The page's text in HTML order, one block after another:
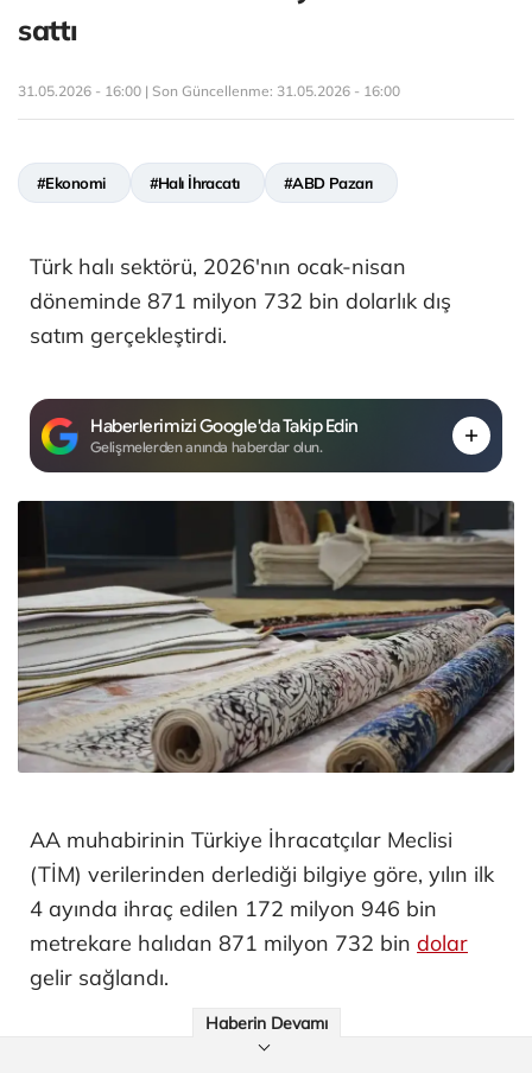
sattı
31.05.2026 - 16:00 | Son Güncellenme: 31.05.2026 - 16:00
#Ekonomi #Halı İhracatı #ABD Pazarı
Türk halı sektörü, 2026'nın ocak-nisan
döneminde 871 milyon 732 bin dolarlık dış
satım gerçekleştirdi.
Haberlerimizi Google'da Takip Edin
Gelişmelerden anında haberdar olun.
AA muhabirinin Türkiye İhracatçılar Meclisi
(TİM) verilerinden derlediği bilgiye göre, yılın ilk
4 ayında ihraç edilen 172 milyon 946 bin
metrekare halıdan 871 milyon 732 bin dolar
gelir sağlandı.
Haberin Devamı